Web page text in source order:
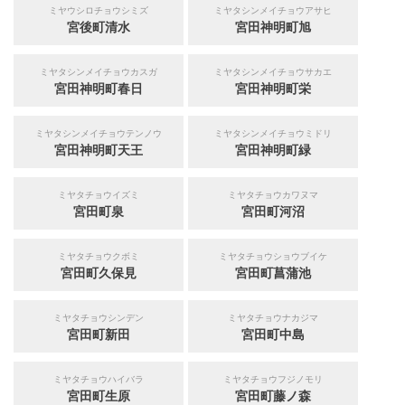
ミヤウシロチョウシミズ
宮後町清水
ミヤタシンメイチョウアサヒ
宮田神明町旭
ミヤタシンメイチョウカスガ
宮田神明町春日
ミヤタシンメイチョウサカエ
宮田神明町栄
ミヤタシンメイチョウテンノウ
宮田神明町天王
ミヤタシンメイチョウミドリ
宮田神明町緑
ミヤタチョウイズミ
宮田町泉
ミヤタチョウカワヌマ
宮田町河沼
ミヤタチョウクボミ
宮田町久保見
ミヤタチョウショウブイケ
宮田町菖蒲池
ミヤタチョウシンデン
宮田町新田
ミヤタチョウナカジマ
宮田町中島
ミヤタチョウハイバラ
宮田町生原
ミヤタチョウフジノモリ
宮田町藤ノ森